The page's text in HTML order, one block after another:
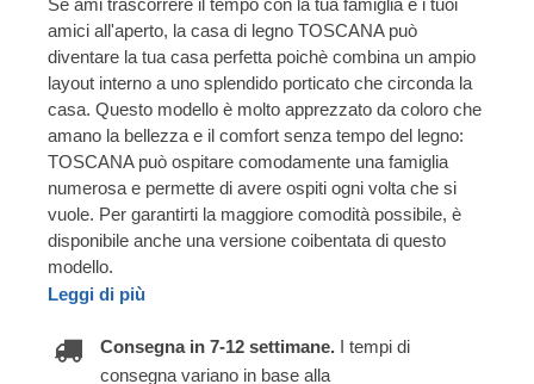
amici all'aperto, la casa di legno TOSCANA può
diventare la tua casa perfetta poichè combina un ampio
layout interno a uno splendido porticato che circonda la
casa. Questo modello è molto apprezzato da coloro che
amano la bellezza e il comfort senza tempo del legno:
TOSCANA può ospitare comodamente una famiglia
numerosa e permette di avere ospiti ogni volta che si
vuole. Per garantirti la maggiore comodità possibile, è
disponibile anche una versione coibentata di questo
modello.
Leggi di più
Consegna in 7-12 settimane. I tempi di
consegna variano in base alla